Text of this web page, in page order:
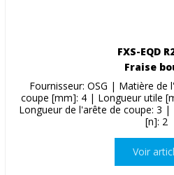
FXS-EQD
Fraise
Fournisseur: OSG | Matière
coupe [mm]: 4 | Longueur utile
Longueur de l'arête de coupe: 3
[n]: 2
Voir